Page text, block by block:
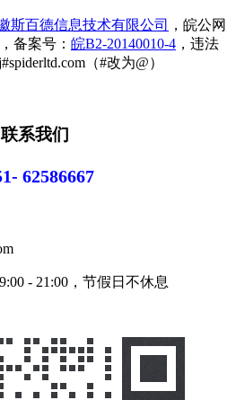
斯百德信息技术有限公司
，皖公网
，备案号： 皖B2-20140010-4 ，违法
（#改为@）
联系我们
62586667
- 21:00，节假日不休息